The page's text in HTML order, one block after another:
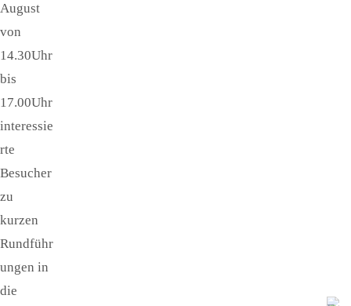
August
von
14.30Uhr
bis
17.00Uhr
interessie
rte
Besucher
zu
kurzen
Rundführ
ungen in
die